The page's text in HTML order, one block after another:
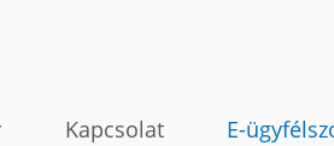
Kapcsolat E-